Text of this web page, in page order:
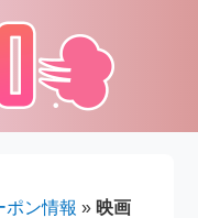
ポン情報 » 映画